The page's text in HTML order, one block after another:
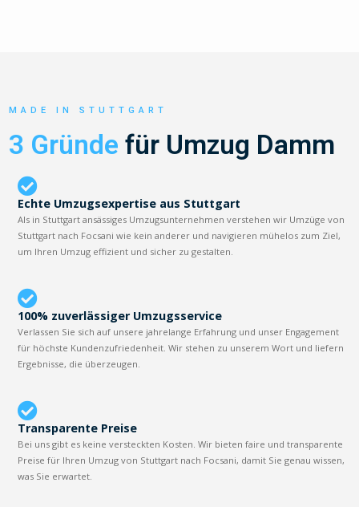
MADE IN STUTTGART
3 Gründe für Umzug Damm
Echte Umzugsexpertise aus Stuttgart
Als in Stuttgart ansässiges Umzugsunternehmen verstehen wir Umzüge von
Stuttgart nach Focsani wie kein anderer und navigieren mühelos zum Ziel,
um Ihren Umzug effizient und sicher zu gestalten.
100% zuverlässiger Umzugsservice
Verlassen Sie sich auf unsere jahrelange Erfahrung und unser Engagement
für höchste Kundenzufriedenheit. Wir stehen zu unserem Wort und liefern
Ergebnisse, die überzeugen.
Transparente Preise
Bei uns gibt es keine versteckten Kosten. Wir bieten faire und transparente
Preise für Ihren Umzug von Stuttgart nach Focsani, damit Sie genau wissen,
was Sie erwartet.